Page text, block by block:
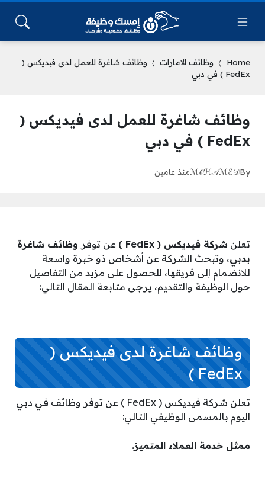
Home وظائف الامارات
وظائف شاغرة للعمل لدى فيديكس (
FedEx ) في دبي
وظائف شاغرة للعمل لدى فيديكس (
FedEx ) في دبي
By
ℳ𝒪ℋ𝒜ℳℰ𝒟منذ عامين
تعلن شركة فيديكس ( FedEx ) عن توفر وظائف شاغرة
بدبي، وتبحث الشركة عن أشخاص ذو خبرة واسعة
للانضمام إلى فريقها، للحصول على مزيد من التفاصيل
حول الوظيفة والتقديم، يرجى متابعة المقال التالي:
وظائف شاغرة لدى فيديكس (
FedEx )
تعلن شركة فيديكس ( FedEx ) عن توفر وظائف في دبي
اليوم بالمسمى الوظيفي التالي:
ممثل خدمة العملاء المتميز.